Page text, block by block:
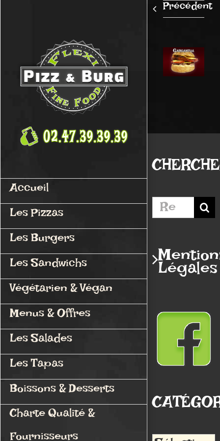
Accueil
Les Pizzas
Les Burgers
Les Sandwichs
Végétarien & Végan
Menus & Offres
Les Salades
Les Tapas
Boissons & Desserts
Charte Qualité &
Précédent
Rechercher:
Légales